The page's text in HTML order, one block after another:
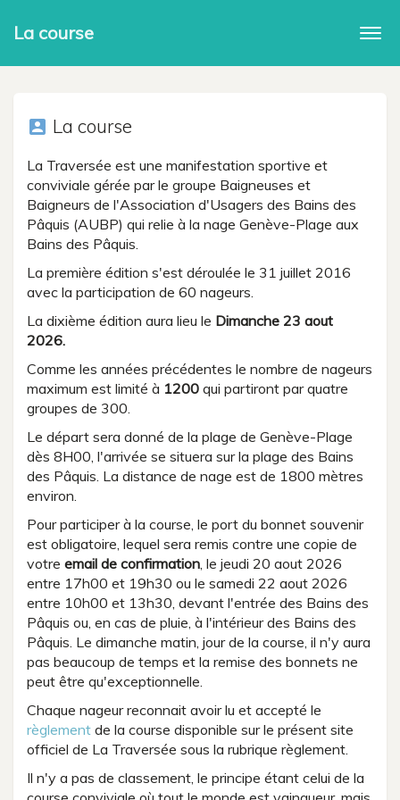
La course
account_box La course
La Traversée est une manifestation sportive et
conviviale gérée par le groupe Baigneuses et
Baigneurs de l'Association d'Usagers des Bains des
Pâquis (AUBP) qui relie à la nage Genève-Plage aux
Bains des Pâquis.
La première édition s'est déroulée le 31 juillet 2016
avec la participation de 60 nageurs.
La dixième édition aura lieu le Dimanche 23 aout
2026.
Comme les années précédentes le nombre de nageurs
maximum est limité à 1200 qui partiront par quatre
groupes de 300.
Le départ sera donné de la plage de Genève-Plage
dès 8H00, l'arrivée se situera sur la plage des Bains
des Pâquis. La distance de nage est de 1800 mètres
environ.
Pour participer à la course, le port du bonnet souvenir
est obligatoire, lequel sera remis contre une copie de
votre email de confirmation, le jeudi 20 aout 2026
entre 17h00 et 19h30 ou le samedi 22 aout 2026
entre 10h00 et 13h30, devant l'entrée des Bains des
Pâquis ou, en cas de pluie, à l'intérieur des Bains des
Pâquis. Le dimanche matin, jour de la course, il n'y aura
pas beaucoup de temps et la remise des bonnets ne
peut être qu'exceptionnelle.
Chaque nageur reconnait avoir lu et accepté le
règlement de la course disponible sur le présent site
officiel de La Traversée sous la rubrique règlement.
Il n'y a pas de classement, le principe étant celui de la